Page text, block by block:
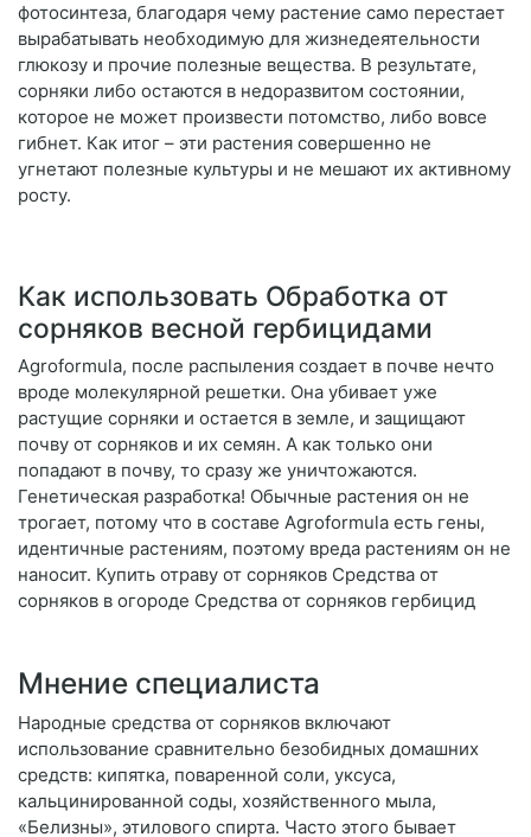
фотосинтеза, благодаря чему растение само перестает
вырабатывать необходимую для жизнедеятельности
глюкозу и прочие полезные вещества. В результате,
сорняки либо остаются в недоразвитом состоянии,
которое не может произвести потомство, либо вовсе
гибнет. Как итог – эти растения совершенно не
угнетают полезные культуры и не мешают их активному
росту.
Как использовать Обработка от
сорняков весной гербицидами
Agroformula, после распыления создает в почве нечто
вроде молекулярной решетки. Она убивает уже
растущие сорняки и остается в земле, и защищают
почву от сорняков и их семян. А как только они
попадают в почву, то сразу же уничтожаются.
Генетическая разработка! Обычные растения он не
трогает, потому что в составе Agroformula есть гены,
идентичные растениям, поэтому вреда растениям он не
наносит. Купить отраву от сорняков Средства от
сорняков в огороде Средства от сорняков гербицид
Мнение специалиста
Народные средства от сорняков включают
использование сравнительно безобидных домашних
средств: кипятка, поваренной соли, уксуса,
кальцинированной соды, хозяйственного мыла,
«Белизны», этилового спирта. Часто этого бывает